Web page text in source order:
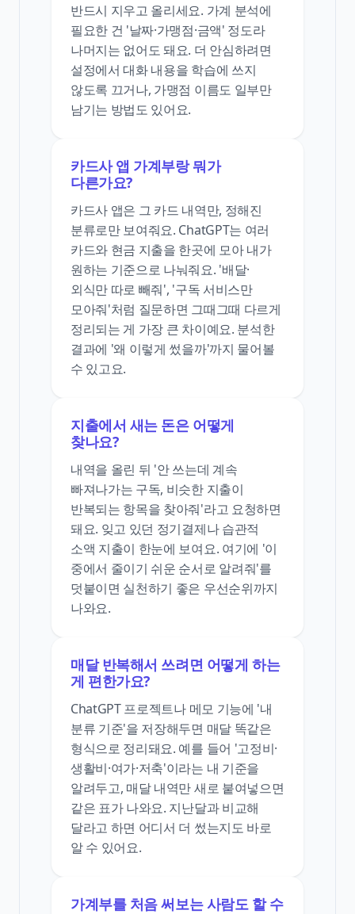
반드시 지우고 올리세요. 가계 분석에
필요한 건 '날짜·가맹점·금액' 정도라
나머지는 없어도 돼요. 더 안심하려면
설정에서 대화 내용을 학습에 쓰지
않도록 끄거나, 가맹점 이름도 일부만
남기는 방법도 있어요.
카드사 앱 가계부랑 뭐가
다른가요?
카드사 앱은 그 카드 내역만, 정해진
분류로만 보여줘요. ChatGPT는 여러
카드와 현금 지출을 한곳에 모아 내가
원하는 기준으로 나눠줘요. '배달·
외식만 따로 빼줘', '구독 서비스만
모아줘'처럼 질문하면 그때그때 다르게
정리되는 게 가장 큰 차이예요. 분석한
결과에 '왜 이렇게 썼을까'까지 물어볼
수 있고요.
지출에서 새는 돈은 어떻게
찾나요?
내역을 올린 뒤 '안 쓰는데 계속
빠져나가는 구독, 비슷한 지출이
반복되는 항목을 찾아줘'라고 요청하면
돼요. 잊고 있던 정기결제나 습관적
소액 지출이 한눈에 보여요. 여기에 '이
중에서 줄이기 쉬운 순서로 알려줘'를
덧붙이면 실천하기 좋은 우선순위까지
나와요.
매달 반복해서 쓰려면 어떻게 하는
게 편한가요?
ChatGPT 프로젝트나 메모 기능에 '내
분류 기준'을 저장해두면 매달 똑같은
형식으로 정리돼요. 예를 들어 '고정비·
생활비·여가·저축'이라는 내 기준을
알려두고, 매달 내역만 새로 붙여넣으면
같은 표가 나와요. 지난달과 비교해
달라고 하면 어디서 더 썼는지도 바로
알 수 있어요.
가계부를 처음 써보는 사람도 할 수